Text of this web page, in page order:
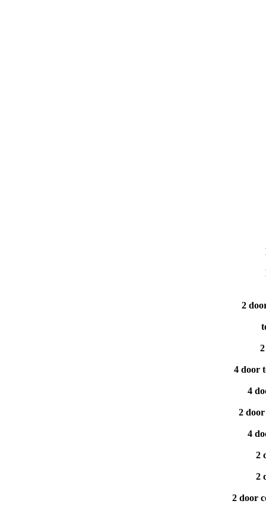
2
4 door
4
2
4
2
2
2 door